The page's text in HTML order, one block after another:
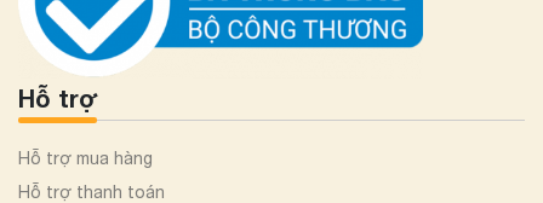
Hỗ trợ
Hỗ trợ mua hàng
Hỗ trợ thanh toán